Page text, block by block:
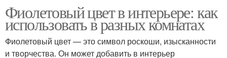
Фиолетовый цвет в интерьере: как
использовать в разных комнатах
Фиолетовый цвет — это символ роскоши, изысканности
и творчества. Он может добавить в интерьер